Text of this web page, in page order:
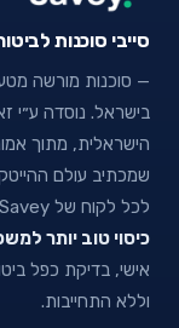
סייבי סוכנות לביטוח
— סוכנות מורשה
הישראלית, מתוך
שמכתיב עולם
לכל לקוח של Savey —
כיסוי טוב יותר
אישי, בדיקת כפל
וללא התחייבות.